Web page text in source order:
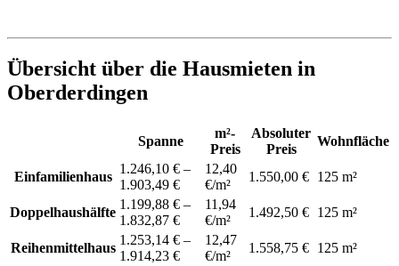
Übersicht über die Hausmieten in
Oberderdingen
Spanne
m²-
Preis
Absoluter
Preis
Wohnfläche
Einfamilienhaus
1.246,10 € –
1.903,49 €
12,40
€/m²
1.550,00 € 125 m²
Doppelhaushälfte
1.199,88 € –
1.832,87 €
11,94
€/m²
1.492,50 € 125 m²
Reihenmittelhaus
1.253,14 € –
1.914,23 €
12,47
€/m²
1.558,75 € 125 m²